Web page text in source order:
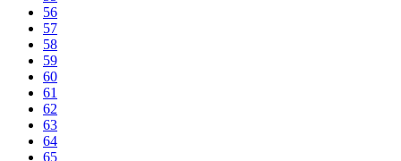
56
57
58
59
60
61
62
63
64
65